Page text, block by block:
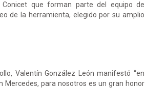
que forman parte del equipo de
de la herramienta, elegido por su amplio
Valentín González León manifestó “en
para nosotros es un gran honor